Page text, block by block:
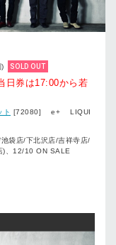
)
SOLD OUT
日券は17:00から若
ト [72080] e+ LIQUI
袋店/下北沢店/吉祥寺店/
)、12/10 ON SALE